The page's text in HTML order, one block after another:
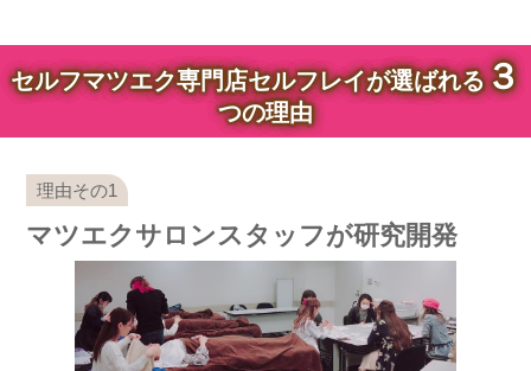
セルフマツエク専門店セルフレイが選ばれる３
つの理由
マツエクサロンスタッフが研究開発